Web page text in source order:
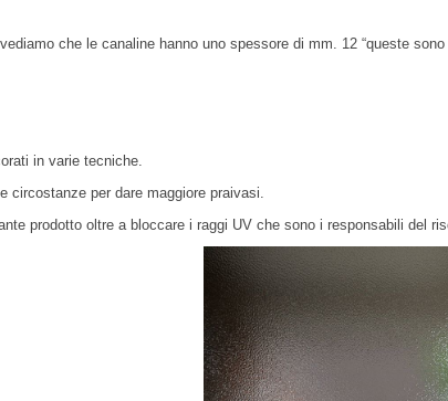
che le canaline hanno uno spessore di mm. 12 “queste
in varie tecniche.
circostanze per dare maggiore praivasi.
prodotto oltre a bloccare i raggi UV che sono i responsabili del